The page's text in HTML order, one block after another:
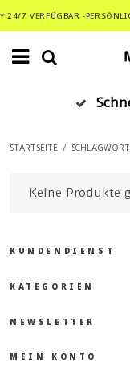
* 24/7 VERFÜGBAR -
STARTSEITE /
Keine Produkte
KUNDENDIENST
KATEGORIEN
NEWSLETTER
MEIN KONTO